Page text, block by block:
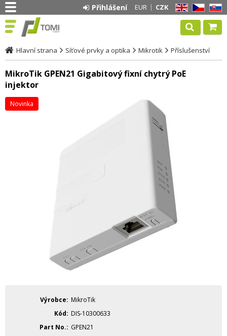
EN CZ SK
EUR CZK
Přihlášení
Hlavní strana Síťové prvky a optika Mikrotik Příslušenství
MikroTik GPEN21 Gigabitový fixní chytrý PoE
injektor
Novinka
Výrobce
MikroTik
Kód
DIS-10300633
Part No.
GPEN21